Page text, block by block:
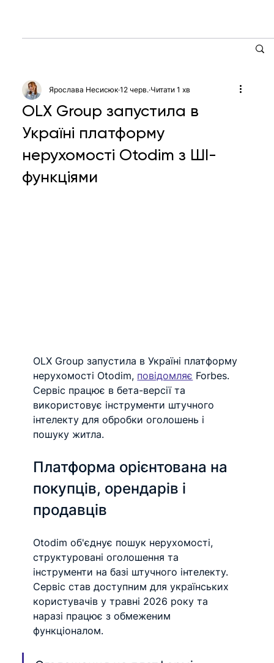
OLX Group запустила в
Україні платформу
нерухомості Otodim з ШІ-
функціями
Ярослава Несисюк 12 черв. Читати 1 хв
OLX Group запустила в Україні платформу
нерухомості Otodim, повідомляє Forbes.
Сервіс працює в бета-версії та
використовує інструменти штучного
інтелекту для обробки оголошень і
пошуку житла.
Платформа орієнтована на
покупців, орендарів і
продавців
Otodim об'єднує пошук нерухомості,
структуровані оголошення та
інструменти на базі штучного інтелекту.
Сервіс став доступним для українських
користувачів у травні 2026 року та
наразі працює з обмеженим
функціоналом.